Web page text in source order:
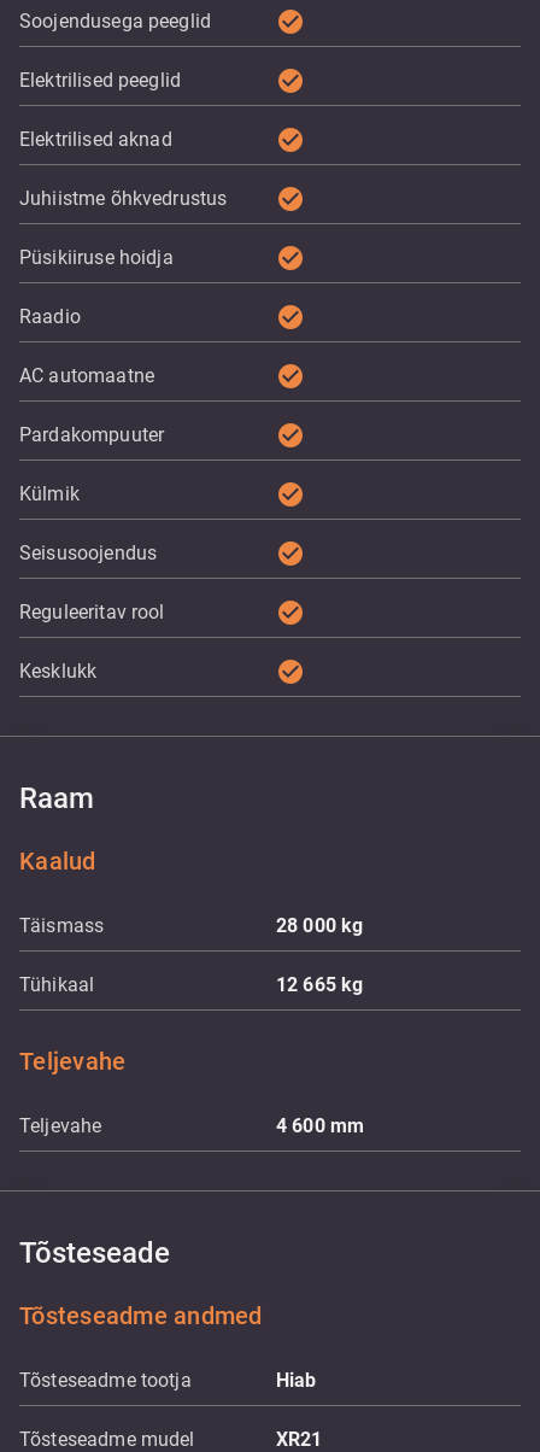
Soojendusega peeglid check_circle
Elektrilised peeglid check_circle
Elektrilised aknad check_circle
Juhiistme õhkvedrustus check_circle
Püsikiiruse hoidja check_circle
Raadio check_circle
AC automaatne check_circle
Pardakompuuter check_circle
Külmik check_circle
Seisusoojendus check_circle
Reguleeritav rool check_circle
Kesklukk check_circle
Raam
Kaalud
Täismass 28 000kg
Tühikaal 12 665kg
Teljevahe
Teljevahe 4 600 mm
Tõsteseade
Tõsteseadme andmed
Tõsteseadme tootja Hiab
Tõsteseadme mudel XR21